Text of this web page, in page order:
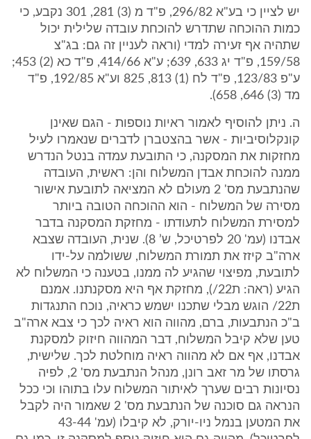
יש לציין כי בע"א 296/82, פ"ד מ (3) 281, 301 נקבע, כי
כמות ההוכחה שתדרש להוכחת עובדה שלילית יכול
שתהיה אף זעירה למדי (וראה לעניין זה גם: בג"צ
159/58, פ"ד יג 633, 639; ע"א 414/66, פ"ד כא (2) 453;
ע"פ 123/83, פ"ד לח (1) 813, 825 וע"א 192/85, פ"ד
מד (3) 646, 658).
ה. ניתן להוסיף לאמור ראיות נוספות - הגם שאינן
קונקלוסיביות - אשר בהצטברן לדברים שנאמרו לעיל
מחזקות את המסקנה, כי התובעת עמדה בנטל הנדרש
ממנה להוכחת אבדן המשלוח והן: ראשית, העובדה
שהנתבעת מס' 2 מעולם לא המציאה לתובעת אישור
מסירה של המשלוח - הוא ההוכחה הטובה ביותר
למסירת המשלוח לתעודתו - מחזקת המסקנה בדבר
אבדנו (עמ' 20 לפרטיכל, ש’ 8). שנית, העובדה שצבא
ארה"ב קיזז את תמורת המשלוח, ששולמה על-ידו
לתובעת, מפיצוי שהגיע לה ממנו, בטענה כי המשלוח לא
הגיע (ראה: ת22/), מחזקת אף היא מסקנתנו. אמנם
ת22/ הוגש מבלי שתכנו ישמש כראיה, נוכח התנגדות
ב"כ הנתבעות, ברם, מהווה הוא ראיה לכך כי צבא ארה"ב
טען שלא קיבל המשלוח, דבר המהווה חיזוק למסקנת
אבדנו, אף אם לא מהווה ראיה מוחלטת לכך. שלישית,
גרסתו של מר זאב רונן, מנהל הנתבעת מס' 2, לפיה
נסיונות רבים שערך לאיתור המשלוח עלו בתוהו וכי ככל
הנראה גם סוכנה של הנתבעת מס' 2 שאמור היה לקבל
את המטען בנמל ניו-יורק, לא קיבלו (עמ' 43-44